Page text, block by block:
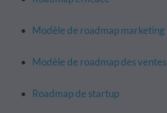
Modèle de roadmap marketing
Modèle de roadmap des ventes
Roadmap de startup